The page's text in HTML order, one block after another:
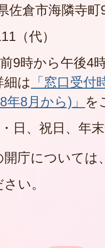
佐倉市海隣寺町
（代）
9時から午後4
細は 「窓口受
年8月から)」 を
日、祝日、年
開庁については
い。